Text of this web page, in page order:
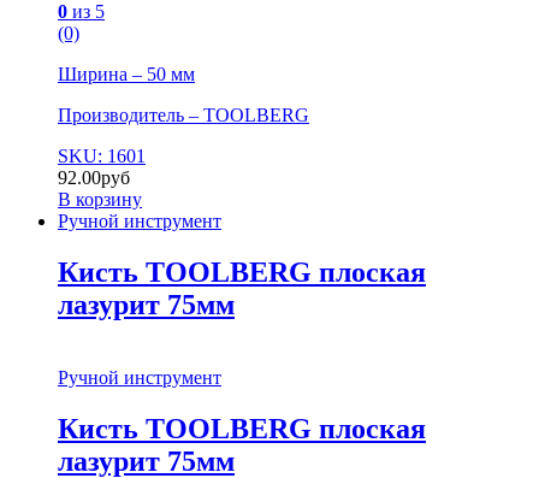
0 из 5
(0)
Ширина – 50 мм
Производитель – TOOLBERG
SKU: 1601
92.00руб
В корзину
Ручной инструмент
Кисть TOOLBERG плоская
лазурит 75мм
Ручной инструмент
Кисть TOOLBERG плоская
лазурит 75мм